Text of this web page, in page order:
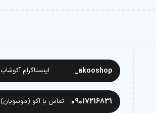
akooshop_ اینستاگرام آکوشاپ
09017216831 تماس با آکو (موسویان)